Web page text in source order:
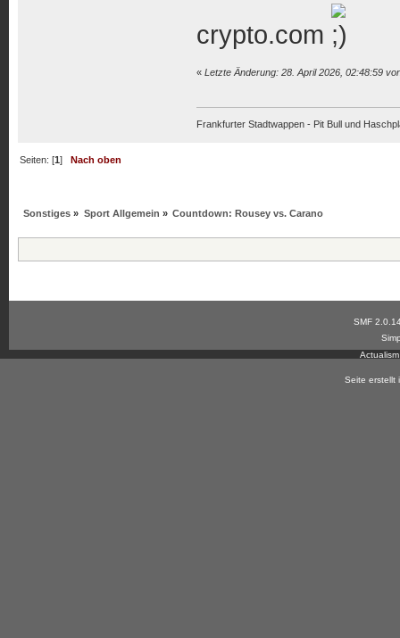
crypto.com
« Letzte Änderung: 28. April 2026, 02:48:59
Frankfurter Stadtwappen - Pit Bull und
Seiten: [1]Nach oben
Sonstiges » Sport Allgemein » Countdown: Rousey vs. Carano
SMF
Seite erstellt